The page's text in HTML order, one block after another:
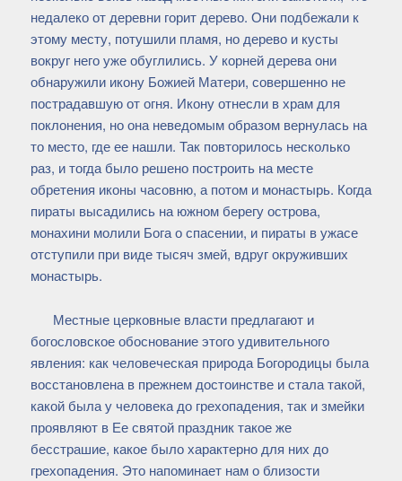
недалеко от деревни горит дерево. Они подбежали к
этому месту, потушили пламя, но дерево и кусты
вокруг него уже обуглились. У корней дерева они
обнаружили икону Божией Матери, совершенно не
пострадавшую от огня. Икону отнесли в храм для
поклонения, но она неведомым образом вернулась на
то место, где ее нашли. Так повторилось несколько
раз, и тогда было решено построить на месте
обретения иконы часовню, а потом и монастырь. Когда
пираты высадились на южном берегу острова,
монахини молили Бога о спасении, и пираты в ужасе
отступили при виде тысяч змей, вдруг окруживших
монастырь.
Местные церковные власти предлагают и
богословское обоснование этого удивительного
явления: как человеческая природа Богородицы была
восстановлена в прежнем достоинстве и стала такой,
какой была у человека до грехопадения, так и змейки
проявляют в Ее святой праздник такое же
бесстрашие, какое было характерно для них до
грехопадения. Это напоминает нам о близости